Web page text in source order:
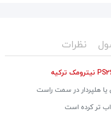
نظرات
هلپردار در سمت راست
تر کرده است